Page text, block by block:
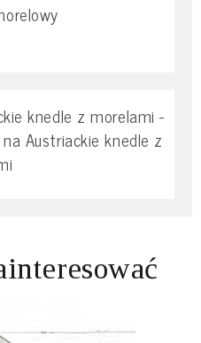
knedle z morelami -
Austriackie knedle z